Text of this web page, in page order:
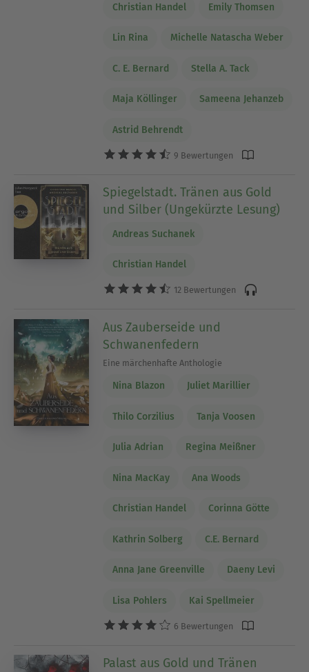
Christian Handel Emily Thomsen
Lin Rina Michelle Natascha Weber
C. E. Bernard Stella A. Tack
Maja Köllinger Sameena Jehanzeb
Astrid Behrendt
9 Bewertungen
Spiegelstadt. Tränen aus Gold
und Silber (Ungekürzte Lesung)
Andreas Suchanek
Christian Handel
12 Bewertungen
Aus Zauberseide und
Schwanenfedern
Eine märchenhafte Anthologie
Nina Blazon Juliet Marillier
Thilo Corzilius Tanja Voosen
Julia Adrian Regina Meißner
Nina MacKay Ana Woods
Christian Handel Corinna Götte
Kathrin Solberg C.E. Bernard
Anna Jane Greenville Daeny Levi
Lisa Pohlers Kai Spellmeier
6 Bewertungen
Palast aus Gold und Tränen